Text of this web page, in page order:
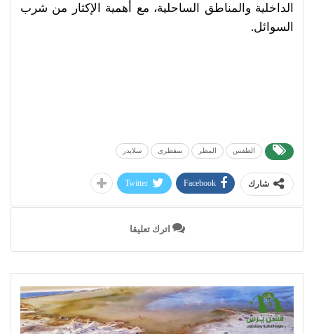
الداخلية والمناطق الساحلية، مع أهمية الإكثار من شرب
السوائل.
الطقس المطر سقطرى سلايدر
شارك Facebook
Twitter
اترك تعليقا